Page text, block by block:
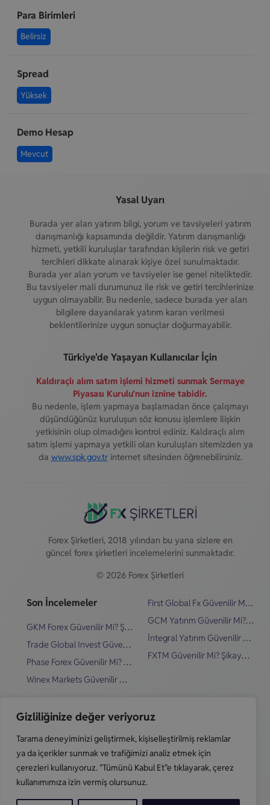
Gizliliğinize değer veriyoruz
Tarama deneyiminizi geliştirmek, kişiselleştirilmiş reklamlar
ya da içerikler sunmak ve trafiğimizi analiz etmek için
çerezleri kullanıyoruz. "Tümünü Kabul Et"e tıklayarak, çerez
kullanımımıza izin vermiş olursunuz.
Para Birimleri
Belirsiz
Spread
Yüksek
Demo Hesap
Mevcut
Yasal Uyarı
Burada yer alan yatırım bilgi, yorum ve tavsiyeleri yatırım
danışmanlığı kapsamında değildir. Yatırım danışmanlığı
hizmeti, yetkili kuruluşlar tarafından kişilerin risk ve getiri
tercihleri dikkate alınarak kişiye özel sunulmaktadır.
Burada yer alan yorum ve tavsiyeler ise genel niteliktedir.
Bu tavsiyeler mali durumunuz ile risk ve getiri tercihlerinize
uygun olmayabilir. Bu nedenle, sadece burada yer alan
bilgilere dayanılarak yatırım kararı verilmesi
beklentilerinize uygun sonuçlar doğurmayabilir.
Türkiye'de Yaşayan Kullanıcılar İçin
Kaldıraçlı alım satım işlemi hizmeti sunmak Sermaye
Piyasası Kurulu’nun iznine tabidir.
Bu nedenle, işlem yapmaya başlamadan önce çalışmayı
düşündüğünüz kuruluşun söz konusu işlemlere ilişkin
yetkisinin olup olmadığını kontrol ediniz. Kaldıraçlı alım
satım işlemi yapmaya yetkili olan kuruluşları sitemizden ya
da www.spk.gov.trinternet sitesinden öğrenebilirsiniz.
Forex Şirketleri, 2018 yılından bu yana sizlere en
güncel forex şirketleri incelemelerini sunmaktadır.
© 2026 Forex Şirketleri
Son İncelemeler
GKM Forex Güvenilir Mi? Şikayetler & İnceleme
Trade Global Invest Güvenilir Mi? Şikayetler & İnceleme
Phase Forex Güvenilir Mi? Şikayetler & İnceleme
Winex Markets Güvenilir Mi? Şikayetler & İnceleme
First Global Fx Güvenilir Mi? Şikayetler & İnceleme
GCM Yatırım Güvenilir Mi? Şikayetler & İnceleme
İntegral Yatırım Güvenilir Mi? Şikayetler & İnceleme
FXTM Güvenilir Mi? Şikayetler & İnceleme
Riskli Forex Şirketleri
Güvenilir Forex Şirketleri
Sorumluluk Reddi Beyanı
İletişim
Forex Demo Hesap Nedir?
Forex Riskli Mi?